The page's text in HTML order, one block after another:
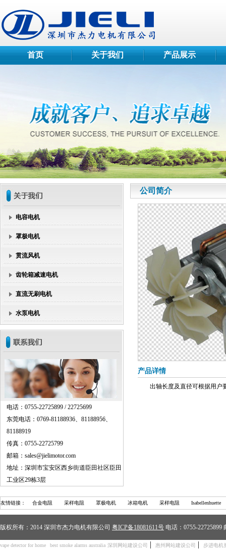
首页 关于我们 产品展示
电容电机
罩极电机
贯流风机
齿轮箱减速电机
直流无刷电机
水泵电机
电话：0755-22725899 / 22725699
东莞电话：0769-81188936、81188956、
81188919
传真：0755-22725799
邮箱：sales@jielimotor.com
地址：深圳市宝安区西乡街道臣田社区臣田
工业区29栋3层
公司简介
产品详情
出轴长度及直径可根据用户
友情链接： 合金电阻 采样电阻 罩极电机 冰箱电机 采样电阻 Isabellenhuette
版权所有：2014 深圳市杰力电机有限公司 粤ICP备18081611号 电话：0755-22725899
vape detector for home best smoke alarms australia 深圳网站建设公司 | 惠州网站建设公司 | 步进电机